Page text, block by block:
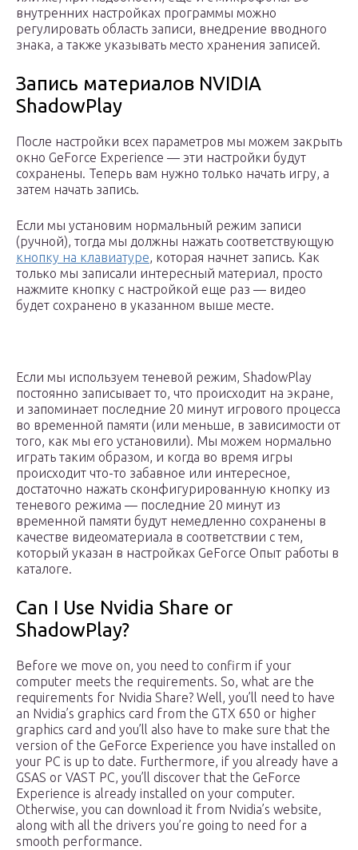
внутренних настройках программы можно
регулировать область записи, внедрение вводного
знака, а также указывать место хранения записей.
Запись материалов NVIDIA
ShadowPlay
После настройки всех параметров мы можем закрыть
окно GeForce Experience — эти настройки будут
сохранены. Теперь вам нужно только начать игру, а
затем начать запись.
Если мы установим нормальный режим записи
(ручной), тогда мы должны нажать соответствующую
кнопку на клавиатуре, которая начнет запись. Как
только мы записали интересный материал, просто
нажмите кнопку с настройкой еще раз — видео
будет сохранено в указанном выше месте.
Если мы используем теневой режим, ShadowPlay
постоянно записывает то, что происходит на экране,
и запоминает последние 20 минут игрового процесса
во временной памяти (или меньше, в зависимости от
того, как мы его установили). Мы можем нормально
играть таким образом, и когда во время игры
происходит что-то забавное или интересное,
достаточно нажать сконфигурированную кнопку из
теневого режима — последние 20 минут из
временной памяти будут немедленно сохранены в
качестве видеоматериала в соответствии с тем,
который указан в настройках GeForce Опыт работы в
каталоге.
Can I Use Nvidia Share or
ShadowPlay?
Before we move on, you need to confirm if your
computer meets the requirements. So, what are the
requirements for Nvidia Share? Well, you’ll need to have
an Nvidia’s graphics card from the GTX 650 or higher
graphics card and you’ll also have to make sure that the
version of the GeForce Experience you have installed on
your PC is up to date. Furthermore, if you already have a
GSAS or VAST PC, you’ll discover that the GeForce
Experience is already installed on your computer.
Otherwise, you can download it from Nvidia’s website,
along with all the drivers you’re going to need for a
smooth performance.